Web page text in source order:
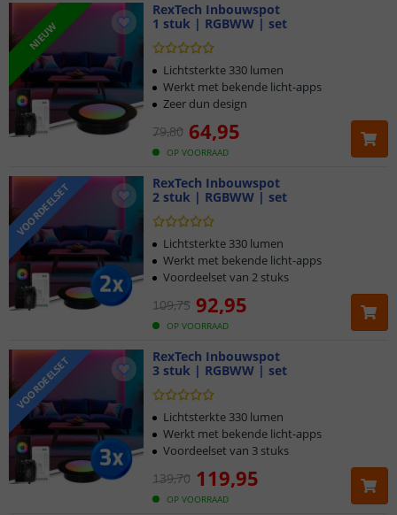
Voor 23:45 uur besteld,morgen in huis
NIEUW
RexTech Inbouwspot
1 stuk | RGBWW | set
OP VOORRAAD
79,80 64,95
Lichtsterkte 330 lumen
Werkt met bekende licht-apps
Zeer dun design
VOORDEELSET
RexTech Inbouwspot
2 stuk | RGBWW | set
OP VOORRAAD
109,75 92,95
Lichtsterkte 330 lumen
Werkt met bekende licht-apps
Voordeelset van 2 stuks
VOORDEELSET
RexTech Inbouwspot
3 stuk | RGBWW | set
OP VOORRAAD
139,70 119,95
Lichtsterkte 330 lumen
Werkt met bekende licht-apps
Voordeelset van 3 stuks